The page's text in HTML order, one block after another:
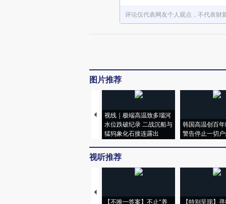
评论仅代表网友个人观点，不代表财
图片推荐
视线｜极端高温致多瑙河
水位跌破纪录 二战沉船与
猛犸象化石接连露出
韩国高温创百
警告停止一切
视听推荐
【不唯一答案】不止“养
【特别呈现】